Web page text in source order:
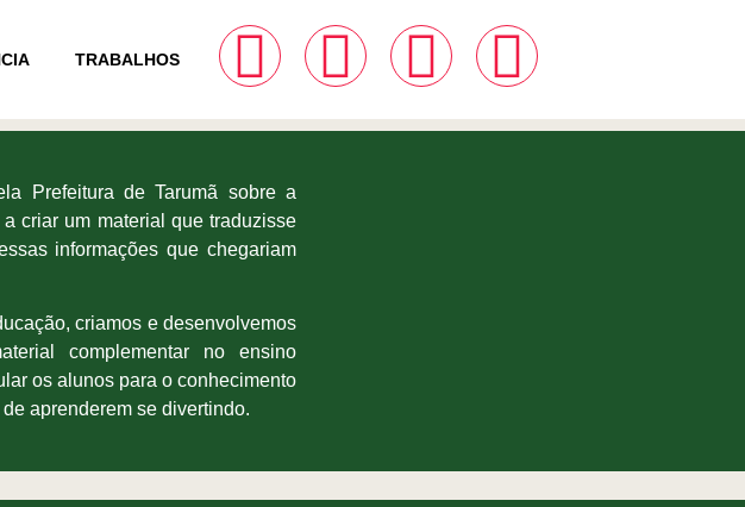
TRABALHOS
Prefeitura de Tarumã sobre a
criar um material que traduzisse
informações que chegariam
criamos e desenvolvemos
complementar no ensino
os alunos para o conhecimento
aprenderem se divertindo.